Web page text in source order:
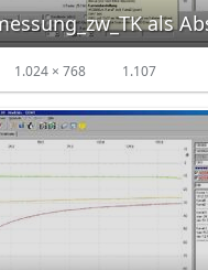
1.024 × 768 1.107